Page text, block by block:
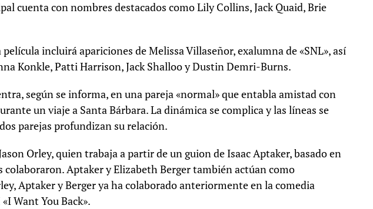
cuenta con nombres destacados como Lily Collins, Jack Quaid, Brie
incluirá apariciones de Melissa Villaseñor, exalumna de «SNL», así
Konkle, Patti Harrison, Jack Shalloo y Dustin Demri-Burns.
según se informa, en una pareja «normal» que entabla amistad con
un viaje a Santa Bárbara. La dinámica se complica y las líneas se
parejas profundizan su relación.
Orley, quien trabaja a partir de un guion de Isaac Aptaker, basado en
colaboraron. Aptaker y Elizabeth Berger también actúan como
Aptaker y Berger ya ha colaborado anteriormente en la comedia
Want You Back».